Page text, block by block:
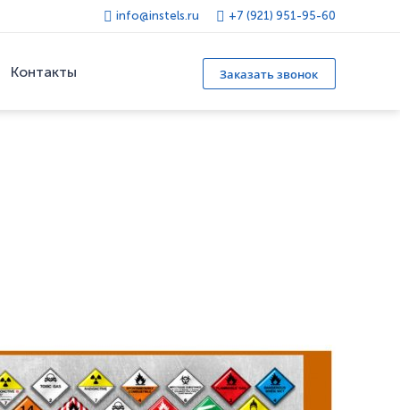
info@instels.ru +7 (921) 951-95-60
Контакты Заказать звонок